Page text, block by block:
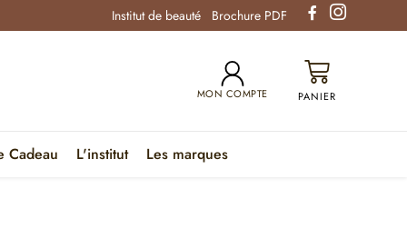
Institut de beauté Brochure PDF
MON COMPTE
Cadeau L'institut Les marques